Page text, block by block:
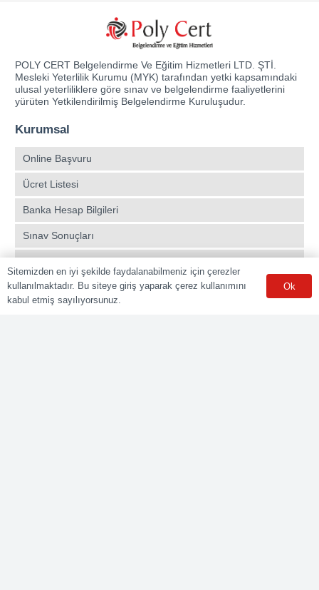
POLY CERT Belgelendirme Ve Eğitim Hizmetleri LTD. ŞTİ.
Mesleki Yeterlilik Kurumu (MYK) tarafından yetki kapsamındaki
ulusal yeterliliklere göre sınav ve belgelendirme faaliyetlerini
yürüten Yetkilendirilmiş Belgelendirme Kuruluşudur.
Kurumsal
Online Başvuru
Ücret Listesi
Banka Hesap Bilgileri
Sınav Sonuçları
Aday Girişi
Sınav Merkezleri
Sitemizden en iyi şekilde faydalanabilmeniz için çerezler
kullanılmaktadır. Bu siteye giriş yaparak çerez kullanımını
kabul etmiş sayılıyorsunuz.
Ok